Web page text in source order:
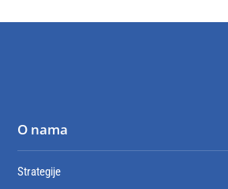
O nama
Strategije